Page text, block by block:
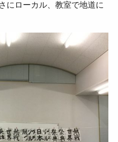
にローカル、教室で地道に